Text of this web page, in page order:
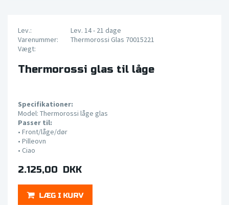
Lev.:
Lev. 14 - 21 dage
Varenummer:
Thermorossi Glas 70015221
Vægt:
Thermorossi glas til låge
Specifikationer:
Model: Thermorossi låge glas
Passer til:
• Front/låge/dør
• Pilleovn
• Ciao
2.125,00 DKK